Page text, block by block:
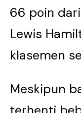
66 poin
Lewis
klasemen
Meskipun